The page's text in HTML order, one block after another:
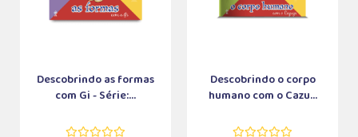
Descobrindo as formas
com Gi - Série:...
Descobrindo o corpo
humano com o Cazu...